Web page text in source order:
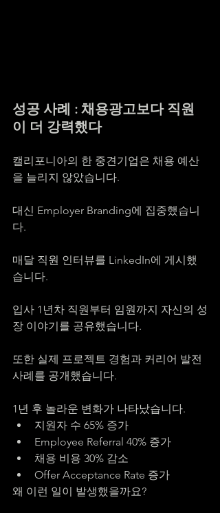
성공 사례 : 채용광고보다 직원
이 더 강력했다
캘리포니아의 한 중견기업은 채용 예산
을 늘리지 않았습니다.
대신 Employer Branding에 집중했습니
다.
매달 직원 인터뷰를 LinkedIn에 게시했
습니다.
입사 1년차 직원부터 임원까지 자신의 성
장 이야기를 공유했습니다.
또한 실제 프로젝트 경험과 커리어 발전
사례를 공개했습니다.
1년 후 놀라운 변화가 나타났습니다.
지원자 수 65% 증가
Employee Referral 40% 증가
채용 비용 30% 감소
Offer Acceptance Rate 증가
왜 이런 일이 발생했을까요?